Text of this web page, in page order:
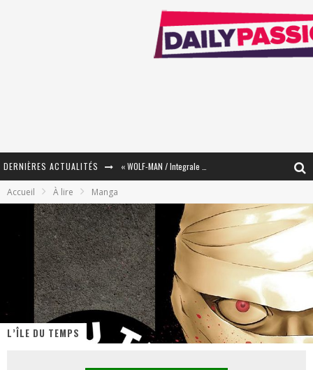
DERNIÈRES ACTUALITÉS
« Mon Village Révolté » - Combattre un Projet !
« Le Béton et le Bambou / Propositions pour Mayotte et le Monde. » - Améliorations !
Star Fox
PsyRiver 2026 : la magie revient sur les rives de l’Aar
« MOFUSAND / Parler Japonais » – Des Expressions Pratiques !
Accueil À lire Manga
L’ÎLE DU TEMPS